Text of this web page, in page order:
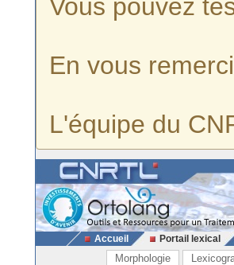
Vous pouvez
En vous
L'équipe du
Accueil Portail lexical
Morphologie